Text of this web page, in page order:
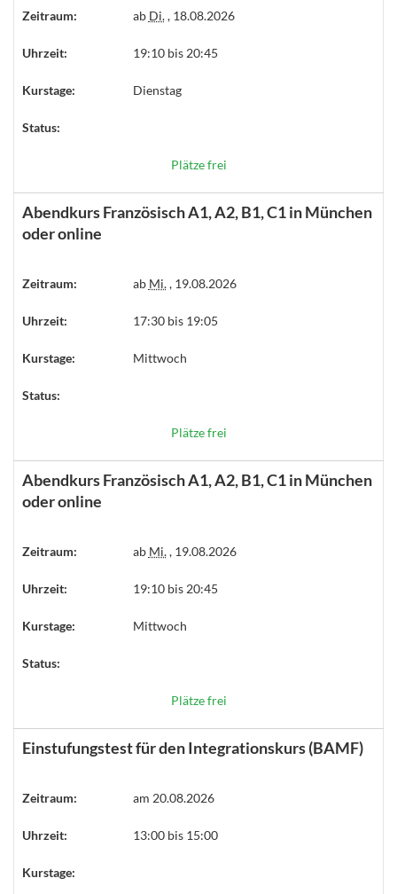
Zeitraum: ab Di., 18.08.2026
Uhrzeit: 19:10 bis 20:45
Kurstage: Dienstag
Status:
Plätze frei
Abendkurs Französisch A1, A2, B1, C1 in München
oder online
Zeitraum: ab Mi., 19.08.2026
Uhrzeit: 17:30 bis 19:05
Kurstage: Mittwoch
Status:
Plätze frei
Abendkurs Französisch A1, A2, B1, C1 in München
oder online
Zeitraum: ab Mi., 19.08.2026
Uhrzeit: 19:10 bis 20:45
Kurstage: Mittwoch
Status:
Plätze frei
Einstufungstest für den Integrationskurs (BAMF)
Zeitraum: am 20.08.2026
Uhrzeit: 13:00 bis 15:00
Kurstage: